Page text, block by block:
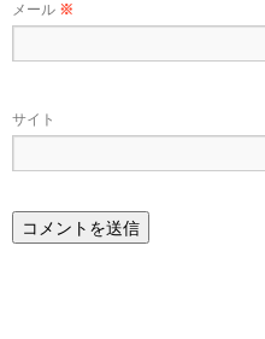
メール ※
サイト